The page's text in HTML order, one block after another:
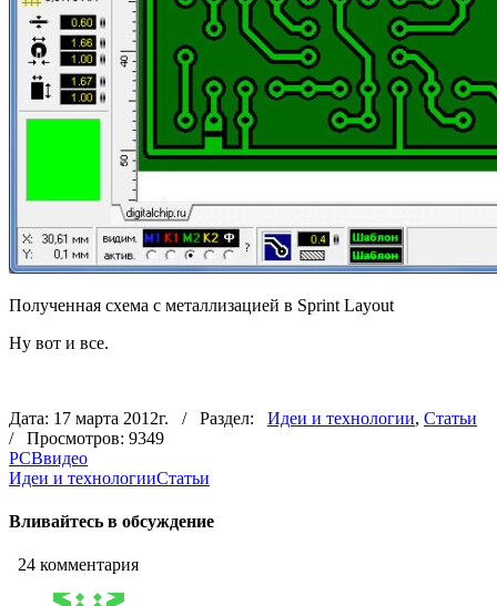
Полученная схема с металлизацией в Sprint Layout
Ну вот и все.
Дата: 17 марта 2012г. / Раздел: Идеи и технологии, Статьи
/ Просмотров: 9349
PCBвидео
Идеи и технологииСтатьи
Вливайтесь в обсуждение
24 комментария